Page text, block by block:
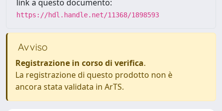
link a questo documento:
https://hdl.handle.net/11368/1898593
Avviso
Registrazione in corso di verifica.
La registrazione di questo prodotto non è
ancora stata validata in ArTS.